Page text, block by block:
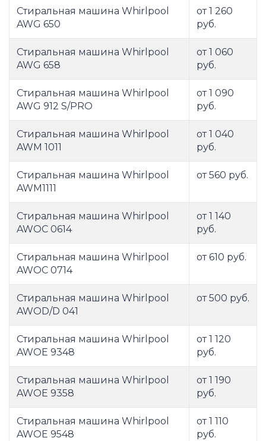
Стиральная машина Whirlpool
AWG 650
от 1 260
руб.
Стиральная машина Whirlpool
AWG 658
от 1 060
руб.
Стиральная машина Whirlpool
AWG 912 S/PRO
от 1 090
руб.
Стиральная машина Whirlpool
AWM 1011
от 1 040
руб.
Стиральная машина Whirlpool
AWM1111
от 560 руб.
Стиральная машина Whirlpool
AWOC 0614
от 1 140
руб.
Стиральная машина Whirlpool
AWOC 0714
от 610 руб.
Стиральная машина Whirlpool
AWOD/D 041
от 500 руб.
Стиральная машина Whirlpool
AWOE 9348
от 1 120
руб.
Стиральная машина Whirlpool
AWOE 9358
от 1 190
руб.
Стиральная машина Whirlpool
AWOE 9548
от 1 110
руб.